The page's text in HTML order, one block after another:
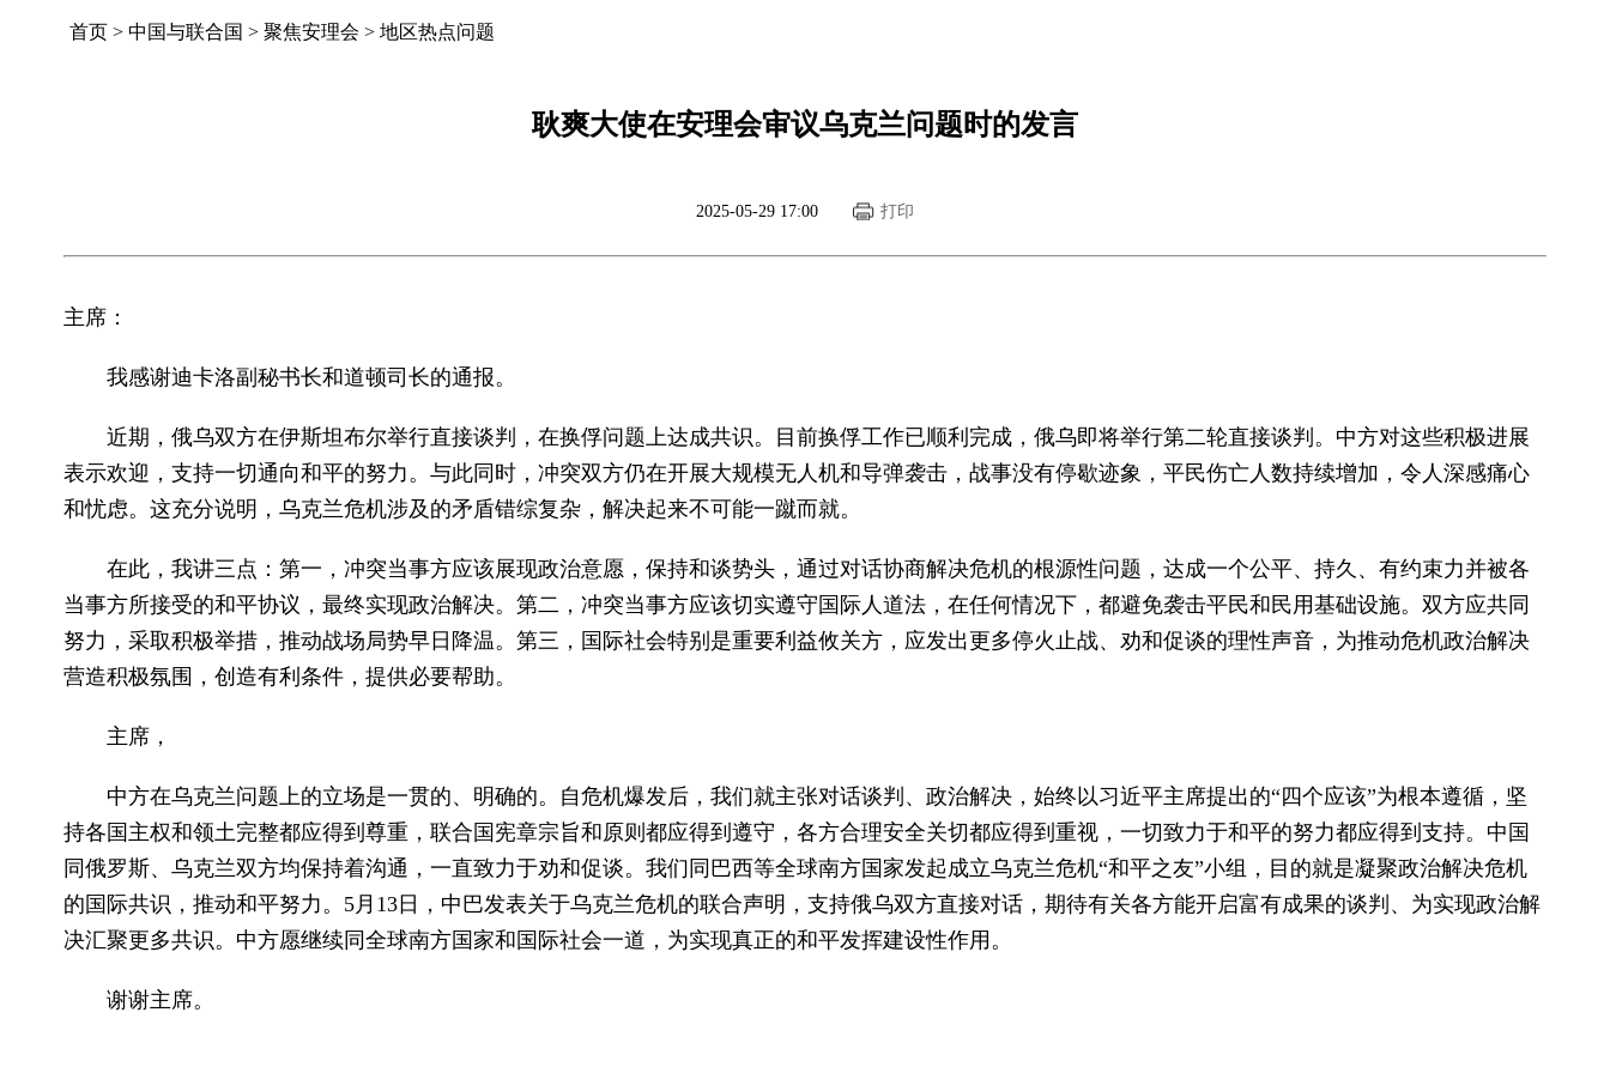
首页 > 中国与联合国 > 聚焦安理会 > 地区热点问题
耿爽大使在安理会审议乌克兰问题时的发言
2025-05-29 17:00 打印
主席：
我感谢迪卡洛副秘书长和道顿司长的通报。
近期，俄乌双方在伊斯坦布尔举行直接谈判，在换俘问题上达成共识。目前换俘工作已顺利完成，俄乌即将举行第二轮直接谈判。中方对这些积极进展
表示欢迎，支持一切通向和平的努力。与此同时，冲突双方仍在开展大规模无人机和导弹袭击，战事没有停歇迹象，平民伤亡人数持续增加，令人深感痛心
和忧虑。这充分说明，乌克兰危机涉及的矛盾错综复杂，解决起来不可能一蹴而就。
在此，我讲三点：第一，冲突当事方应该展现政治意愿，保持和谈势头，通过对话协商解决危机的根源性问题，达成一个公平、持久、有约束力并被各
当事方所接受的和平协议，最终实现政治解决。第二，冲突当事方应该切实遵守国际人道法，在任何情况下，都避免袭击平民和民用基础设施。双方应共同
努力，采取积极举措，推动战场局势早日降温。第三，国际社会特别是重要利益攸关方，应发出更多停火止战、劝和促谈的理性声音，为推动危机政治解决
营造积极氛围，创造有利条件，提供必要帮助。
主席，
中方在乌克兰问题上的立场是一贯的、明确的。自危机爆发后，我们就主张对话谈判、政治解决，始终以习近平主席提出的“四个应该”为根本遵循，坚
持各国主权和领土完整都应得到尊重，联合国宪章宗旨和原则都应得到遵守，各方合理安全关切都应得到重视，一切致力于和平的努力都应得到支持。中国
同俄罗斯、乌克兰双方均保持着沟通，一直致力于劝和促谈。我们同巴西等全球南方国家发起成立乌克兰危机“和平之友”小组，目的就是凝聚政治解决危机
的国际共识，推动和平努力。5月13日，中巴发表关于乌克兰危机的联合声明，支持俄乌双方直接对话，期待有关各方能开启富有成果的谈判、为实现政治解
决汇聚更多共识。中方愿继续同全球南方国家和国际社会一道，为实现真正的和平发挥建设性作用。
谢谢主席。